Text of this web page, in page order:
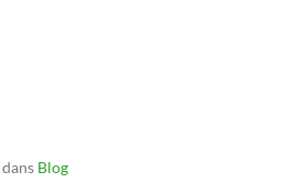
dans Blog